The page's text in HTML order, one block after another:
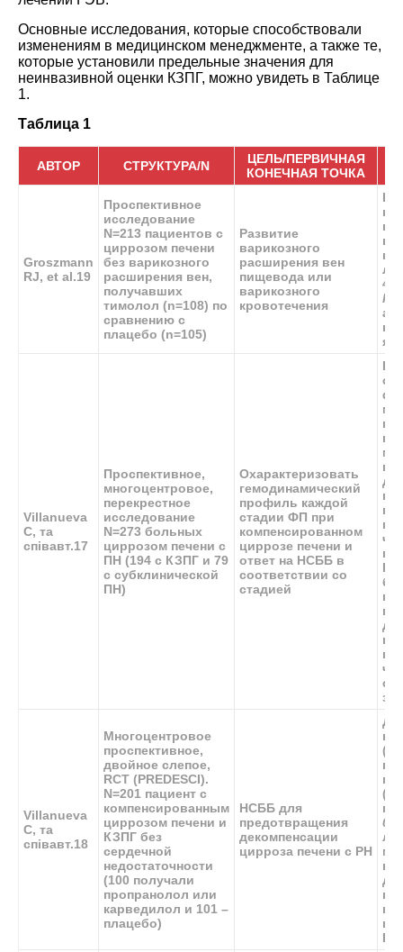
Основные исследования, которые способствовали
изменениям в медицинском менеджменте, а также те,
которые установили предельные значения для
неинвазивной оценки КЗПГ, можно увидеть в Таблице
1.
Таблица 1
АВТОР СТРУКТУРА/N
ЦЕЛЬ/ПЕРВИЧНАЯ
КОНЕЧНАЯ ТОЧКА
Groszmann
RJ, et al.19
Проспективное
исследование
N=213 пациентов с
циррозом печени
без варикозного
расширения вен,
получавших
тимолол (n=108) по
сравнению с
плацебо (n=105)
Развитие
варикозного
расширения вен
пищевода или
варикозного
кровотечения
Villanueva
C, та
співавт.17
Проспективное,
многоцентровое,
перекрестное
исследование
N=273 больных
циррозом печени с
ПН (194 с КЗПГ и 79
с субклинической
ПН)
Охарактеризовать
гемодинамический
профиль каждой
стадии ФП при
компенсированном
циррозе печени и
ответ на НСББ в
соответствии со
стадией
по
Villanueva
C, та
співавт.18
Многоцентровое
проспективное,
двойное слепое,
RCT (PREDESCI).
N=201 пациент с
компенсированным
циррозом печени и
КЗПГ без
сердечной
недостаточности
(100 получали
пропранолол или
карведилол и 101 –
плацебо)
НСББ для
предотвращения
декомпенсации
цирроза печени с РН
0